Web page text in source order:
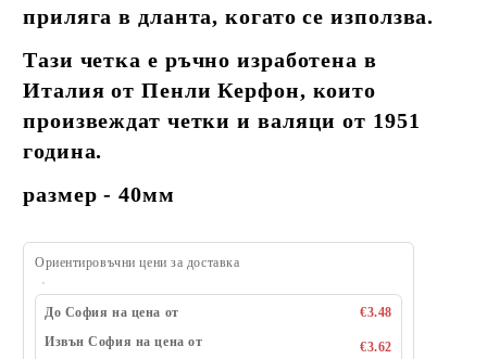
приляга в дланта, когато се използва.
Тази четка е ръчно изработена в
Италия от Пенли Керфон, които
произвеждат четки и валяци от 1951
година.
размер - 40мм
Ориентировъчни цени за доставка
До София на цена от
€3.48
Извън София на цена от
€3.62